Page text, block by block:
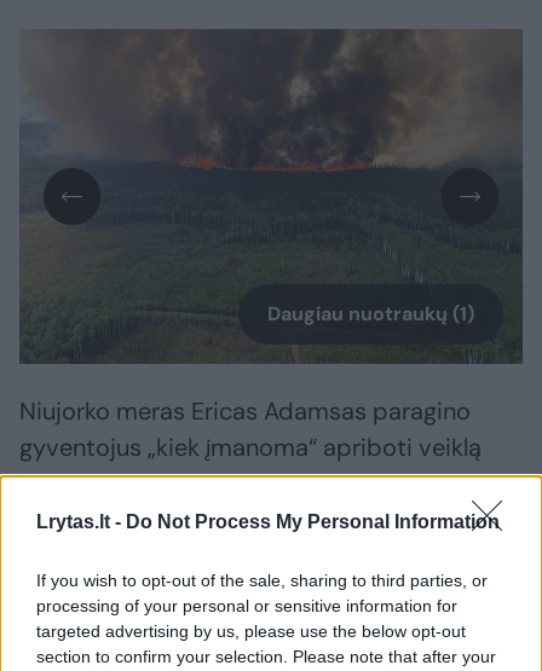
Lrytas.lt - Do Not Process My Personal Information
If you wish to opt-out of the sale, sharing to third parties, or
processing of your personal or sensitive information for
targeted advertising by us, please use the below opt-out
section to confirm your selection. Please note that after your
Daugiau nuotraukų (1)
Niujorko meras Ericas Adamsas paragino
gyventojus „kiek įmanoma“ apriboti veiklą
lauke. Kvėpavimo problemų turintys žmonės,
taip pat senyvo amžiaus gyventojai ir vaikai
mokyklos buvo atidarytos, tačiau veiklų lauke
trečiadienį atsisakyta.